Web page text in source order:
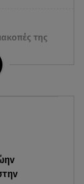
της
2.000
Ορμούζ